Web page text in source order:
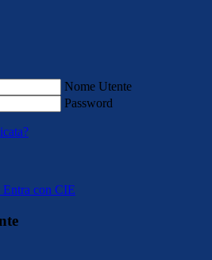
Nome Utente
Password
Entra con CIE